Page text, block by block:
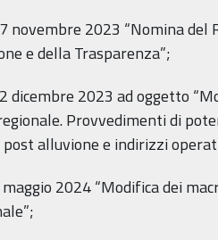
novembre 2023 “Nomina del
e della Trasparenza”;
dicembre 2023 ad oggetto
Provvedimenti di
alluvione e indirizzi
2024 “Modifica dei